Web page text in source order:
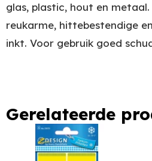
glas, plastic, hout en
reukarme, hittebestendige
inkt. Voor gebruik goed
Gerelateerde